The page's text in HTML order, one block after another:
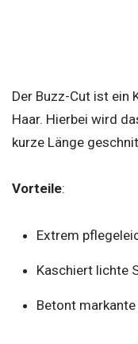
Der Buzz-Cut ist ein
Haar. Hierbei wird
kurze Länge
Vorteile:
Extrem
Kaschiert lichte
Betont